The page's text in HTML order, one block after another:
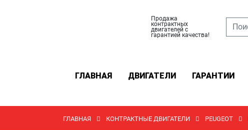
Продажа
контрактных
двигателей с
гарантией качества!
ГЛАВНАЯ ДВИГАТЕЛИ ГАРАНТИИ
ГЛАВНАЯ КОНТРАКТНЫЕ ДВИГАТЕЛИ PEUGEOT